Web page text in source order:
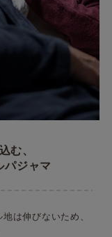
む、
パジャマ
は伸びないため、